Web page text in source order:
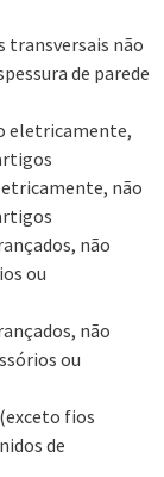
transversais não
de parede
eletricamente,
não
não
ou
não
ou
fios
de